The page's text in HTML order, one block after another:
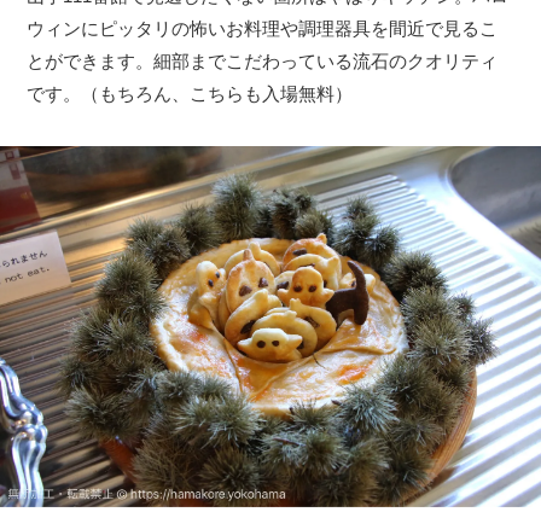
ウィンにピッタリの怖いお料理や調理器具を間近で見るこ
とができます。細部までこだわっている流石のクオリティ
です。（もちろん、こちらも入場無料）